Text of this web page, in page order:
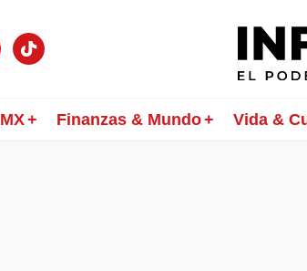
MX Finanzas & Mundo Vida &